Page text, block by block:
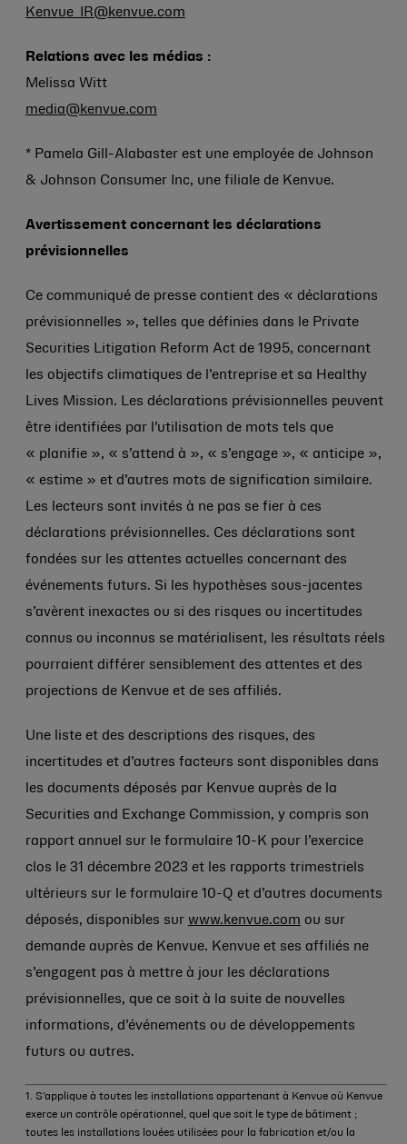
Kenvue_IR@kenvue.com
Relations avec les médias :
Melissa Witt
media@kenvue.com
* Pamela Gill-Alabaster est une employée de Johnson
& Johnson Consumer Inc, une filiale de Kenvue.
Avertissement concernant les déclarations
prévisionnelles
Ce communiqué de presse contient des « déclarations
prévisionnelles », telles que définies dans le Private
Securities Litigation Reform Act de 1995, concernant
les objectifs climatiques de l’entreprise et sa Healthy
Lives Mission. Les déclarations prévisionnelles peuvent
être identifiées par l’utilisation de mots tels que
« planifie », « s’attend à », « s’engage », « anticipe »,
« estime » et d’autres mots de signification similaire.
Les lecteurs sont invités à ne pas se fier à ces
déclarations prévisionnelles. Ces déclarations sont
fondées sur les attentes actuelles concernant des
événements futurs. Si les hypothèses sous-jacentes
s’avèrent inexactes ou si des risques ou incertitudes
connus ou inconnus se matérialisent, les résultats réels
pourraient différer sensiblement des attentes et des
projections de Kenvue et de ses affiliés.
Une liste et des descriptions des risques, des
incertitudes et d’autres facteurs sont disponibles dans
les documents déposés par Kenvue auprès de la
Securities and Exchange Commission, y compris son
rapport annuel sur le formulaire 10-K pour l’exercice
clos le 31 décembre 2023 et les rapports trimestriels
ultérieurs sur le formulaire 10-Q et d’autres documents
déposés, disponibles sur www.kenvue.com ou sur
demande auprès de Kenvue. Kenvue et ses affiliés ne
s’engagent pas à mettre à jour les déclarations
prévisionnelles, que ce soit à la suite de nouvelles
informations, d’événements ou de développements
futurs ou autres.
1. S’applique à toutes les installations appartenant à Kenvue où Kenvue
exerce un contrôle opérationnel, quel que soit le type de bâtiment ;
toutes les installations louées utilisées pour la fabrication et/ou la